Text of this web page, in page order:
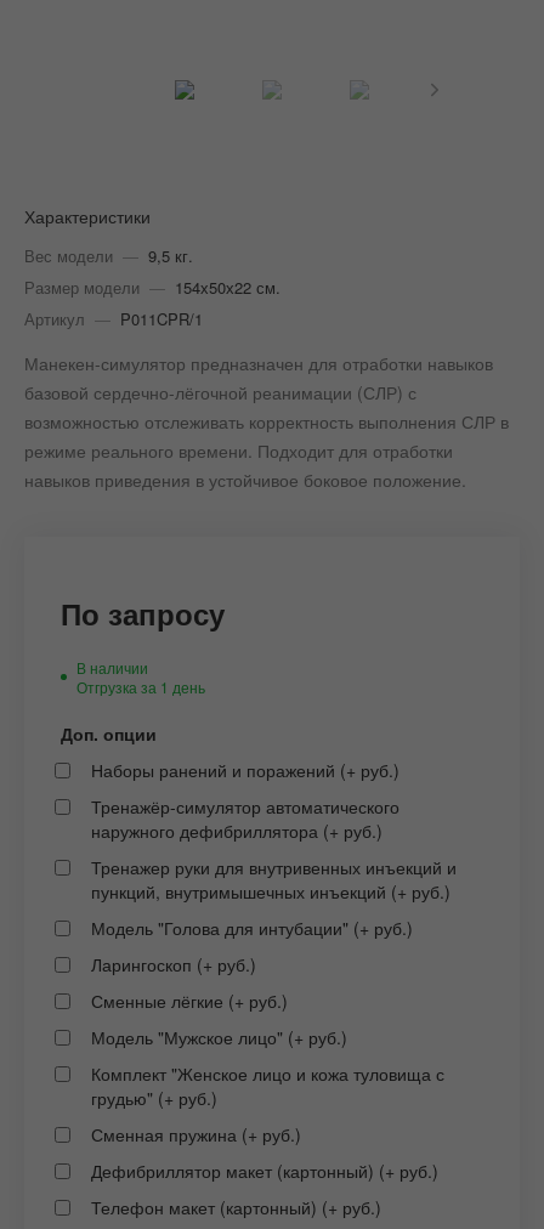
Характеристики
Вес модели — 9,5 кг.
Размер модели — 154х50х22 см.
Артикул — P011CPR/1
Манекен-симулятор предназначен для отработки навыков
базовой сердечно-лёгочной реанимации (СЛР) с
возможностью отслеживать корректность выполнения СЛР в
режиме реального времени. Подходит для отработки
навыков приведения в устойчивое боковое положение.
По запросу
В наличии
Отгрузка за 1 день
Доп. опции
Наборы ранений и поражений (+ руб.)
Тренажёр-симулятор автоматического
наружного дефибриллятора (+ руб.)
Тренажер руки для внутривенных инъекций и
пункций, внутримышечных инъекций (+ руб.)
Модель "Голова для интубации" (+ руб.)
Ларингоскоп (+ руб.)
Сменные лёгкие (+ руб.)
Модель "Мужское лицо" (+ руб.)
Комплект "Женское лицо и кожа туловища с
грудью" (+ руб.)
Сменная пружина (+ руб.)
Дефибриллятор макет (картонный) (+ руб.)
Телефон макет (картонный) (+ руб.)